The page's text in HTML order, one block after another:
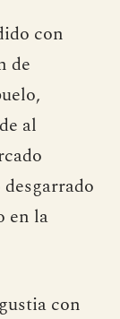
con
de
al
en la
con